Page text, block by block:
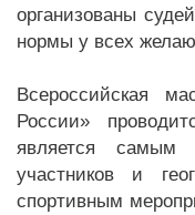
организованы
нормы у всех
Всероссийская
России»
является самым
участников и
спортивным